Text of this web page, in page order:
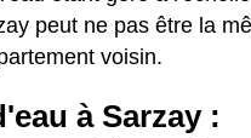
peut ne pas être la
voisin.
à Sarzay :